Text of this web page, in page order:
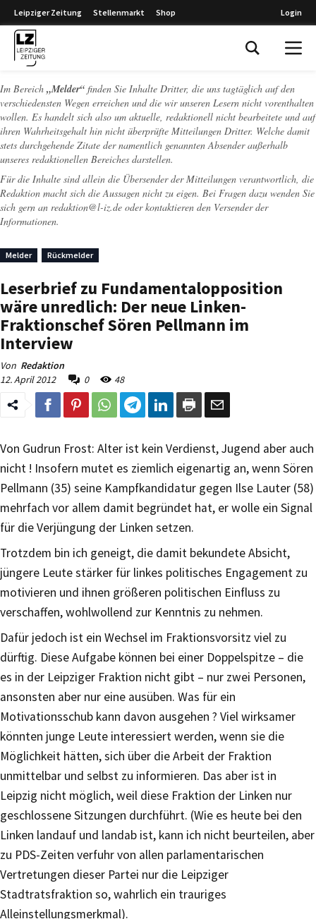
Leipziger Zeitung Stellenmarkt Shop Login
Im Bereich „Melder“ finden Sie Inhalte Dritter, die uns tagtäglich auf den
verschiedensten Wegen erreichen und die wir unseren Lesern nicht vorenthalten
wollen. Es handelt sich also um aktuelle, redaktionell nicht bearbeitete und auf
ihren Wahrheitsgehalt hin nicht überprüfte Mitteilungen Dritter. Welche damit
stets durchgehende Zitate der namentlich genannten Absender außerhalb
unseres redaktionellen Bereiches darstellen.
Für die Inhalte sind allein die Übersender der Mitteilungen verantwortlich, die
Redaktion macht sich die Aussagen nicht zu eigen. Bei Fragen dazu wenden Sie
sich gern an redaktion@l-iz.de oder kontaktieren den Versender der
Informationen.
Melder Rückmelder
Leserbrief zu Fundamentalopposition
wäre unredlich: Der neue Linken-
Fraktionschef Sören Pellmann im
Interview
Von Redaktion
12. April 2012
0 48
Von Gudrun Frost: Alter ist kein Verdienst, Jugend aber auch
nicht ! Insofern mutet es ziemlich eigenartig an, wenn Sören
Pellmann (35) seine Kampfkandidatur gegen Ilse Lauter (58)
mehrfach vor allem damit begründet hat, er wolle ein Signal
für die Verjüngung der Linken setzen.
Trotzdem bin ich geneigt, die damit bekundete Absicht,
jüngere Leute stärker für linkes politisches Engagement zu
motivieren und ihnen größeren politischen Einfluss zu
verschaffen, wohlwollend zur Kenntnis zu nehmen.
Dafür jedoch ist ein Wechsel im Fraktionsvorsitz viel zu
dürftig. Diese Aufgabe können bei einer Doppelspitze – die
es in der Leipziger Fraktion nicht gibt – nur zwei Personen,
ansonsten aber nur eine ausüben. Was für ein
Motivationsschub kann davon ausgehen ? Viel wirksamer
könnten junge Leute interessiert werden, wenn sie die
Möglichkeit hätten, sich über die Arbeit der Fraktion
unmittelbar und selbst zu informieren. Das aber ist in
Leipzig nicht möglich, weil diese Fraktion der Linken nur
geschlossene Sitzungen durchführt. (Wie es heute bei den
Linken landauf und landab ist, kann ich nicht beurteilen, aber
zu PDS-Zeiten verfuhr von allen parlamentarischen
Vertretungen dieser Partei nur die Leipziger
Stadtratsfraktion so, wahrlich ein trauriges
Alleinstellungsmerkmal).